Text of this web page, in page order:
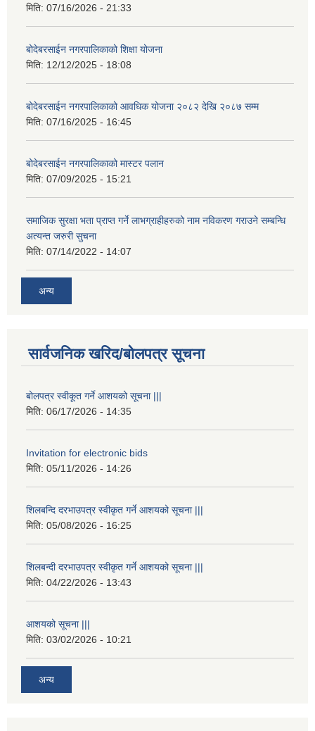
मिति: 07/16/2026 - 21:33
बोदेबरसाईन नगरपालिकाको शिक्षा योजना
मिति: 12/12/2025 - 18:08
बोदेबरसाईन नगरपालिकाको आवधिक योजना २०८२ देखि २०८७ सम्म
मिति: 07/16/2025 - 16:45
बोदेबरसाईन नगरपालिकाको मास्टर पलान
मिति: 07/09/2025 - 15:21
समाजिक सुरक्षा भता प्राप्त गर्ने लाभग्राहीहरुको नाम नविकरण गराउने सम्बन्धि
अत्यन्त जरुरी सुचना
मिति: 07/14/2022 - 14:07
अन्य
सार्वजनिक खरिद/बोलपत्र सूचना
बोलपत्र स्वीकूत गर्ने आशयको सूचना |||
मिति: 06/17/2026 - 14:35
Invitation for electronic bids
मिति: 05/11/2026 - 14:26
शिलबन्दि दरभाउपत्र स्वीकृत गर्ने आशयको सूचना |||
मिति: 05/08/2026 - 16:25
शिलबन्दी दरभाउपत्र स्वीकृत गर्ने आशयको सूचना |||
मिति: 04/22/2026 - 13:43
आशयको सूचना |||
मिति: 03/02/2026 - 10:21
अन्य